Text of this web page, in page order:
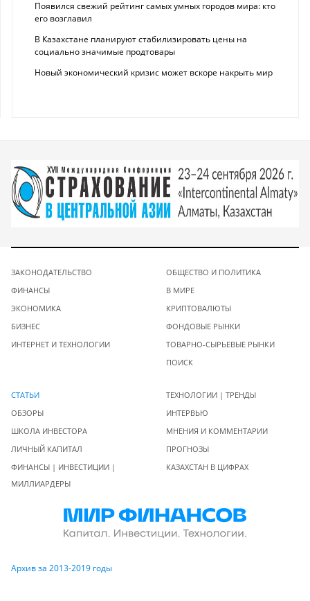
Появился свежий рейтинг самых умных городов мира: кто
его возглавил
В Казахстане планируют стабилизировать цены на
социально значимые продтовары
Новый экономический кризис может вскоре накрыть мир
ЗАКОНОДАТЕЛЬСТВО
ФИНАНСЫ
ЭКОНОМИКА
БИЗНЕС
ИНТЕРНЕТ И ТЕХНОЛОГИИ
ОБЩЕСТВО И ПОЛИТИКА
В МИРЕ
КРИПТОВАЛЮТЫ
ФОНДОВЫЕ РЫНКИ
ТОВАРНО-СЫРЬЕВЫЕ РЫНКИ
ПОИСК
СТАТЬИ
ОБЗОРЫ
ШКОЛА ИНВЕСТОРА
ЛИЧНЫЙ КАПИТАЛ
ФИНАНСЫ | ИНВЕСТИЦИИ |
МИЛЛИАРДЕРЫ
ТЕХНОЛОГИИ | ТРЕНДЫ
ИНТЕРВЬЮ
МНЕНИЯ И КОММЕНТАРИИ
ПРОГНОЗЫ
КАЗАХСТАН В ЦИФРАХ
Архив за 2013-2019 годы